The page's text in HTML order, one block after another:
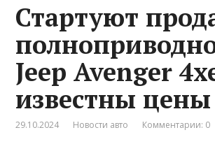
Стартуют
Jeep Avenger
известны цены
29.10.2024 Новости авто Комментарии: 0